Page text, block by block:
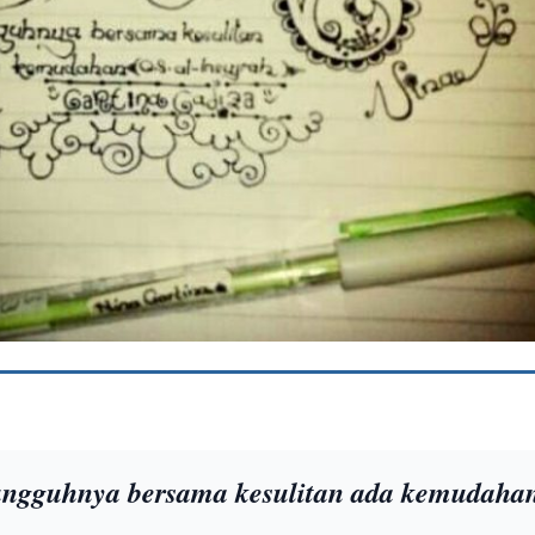
bersama kesulitan ada